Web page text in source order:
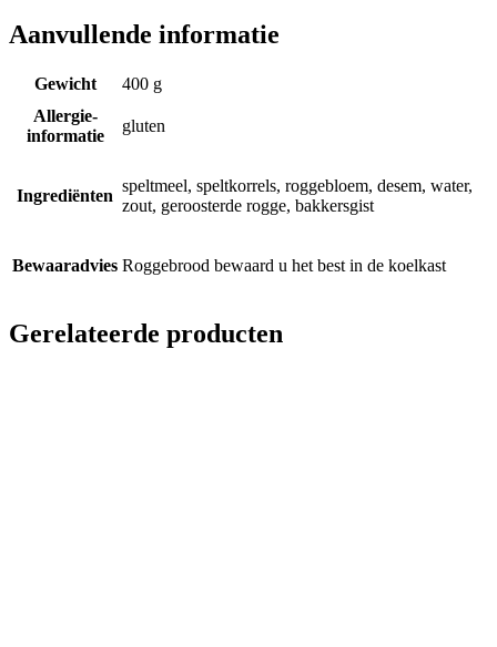
Aanvullende informatie
Gewicht
400 g
Allergie-
informatie
gluten
Ingrediënten
speltmeel, speltkorrels, roggebloem, desem, water,
zout, geroosterde rogge, bakkersgist
Bewaaradvies Roggebrood bewaard u het best in de koelkast
Gerelateerde producten